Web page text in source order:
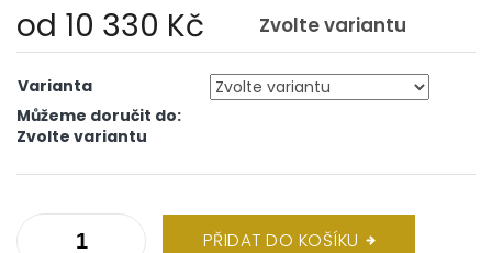
od 10 330 Kč Zvolte variantu
cena:
Varianta
Můžeme doručit do:
Zvolte variantu
PŘIDAT DO KOŠÍKU